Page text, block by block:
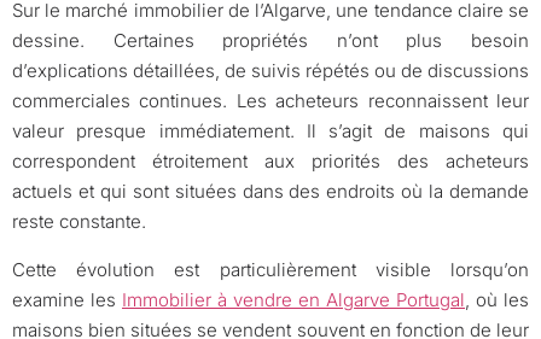
Sur le marché immobilier de l’Algarve, une tendance claire se
dessine. Certaines propriétés n’ont plus besoin
d’explications détaillées, de suivis répétés ou de discussions
commerciales continues. Les acheteurs reconnaissent leur
valeur presque immédiatement. Il s’agit de maisons qui
correspondent étroitement aux priorités des acheteurs
actuels et qui sont situées dans des endroits où la demande
reste constante.
Cette évolution est particulièrement visible lorsqu’on
examine les Immobilier à vendre en Algarve Portugal , où les
maisons bien situées se vendent souvent en fonction de leur